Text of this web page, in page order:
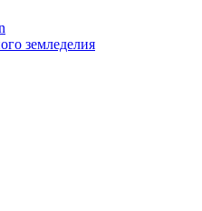
земледелия